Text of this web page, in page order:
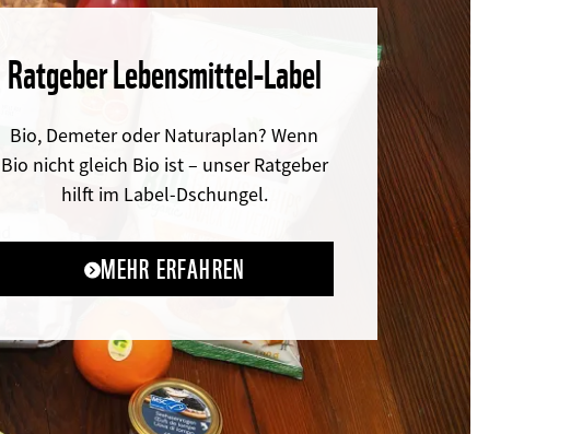
Ratgeber Lebensmittel-Label
Bio, Demeter oder Naturaplan? Wenn
Bio nicht gleich Bio ist – unser Ratgeber
hilft im Label-Dschungel.
MEHR ERFAHREN